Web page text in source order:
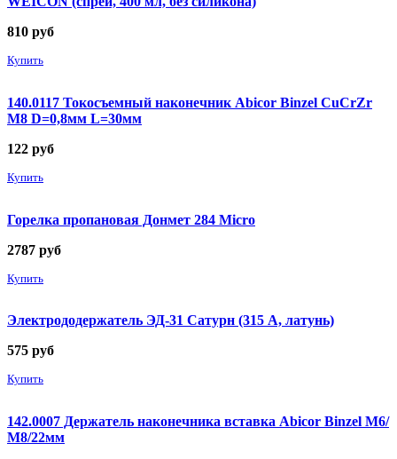
810 руб
Купить
140.0117 Токосъемный наконечник Abicor Binzel CuCrZr
М8 D=0,8мм L=30мм
122 руб
Купить
Горелка пропановая Донмет 284 Micro
2787 руб
Купить
Электрододержатель ЭД-31 Сатурн (315 А, латунь)
575 руб
Купить
142.0007 Держатель наконечника вставка Abicor Binzel М6/
М8/22мм